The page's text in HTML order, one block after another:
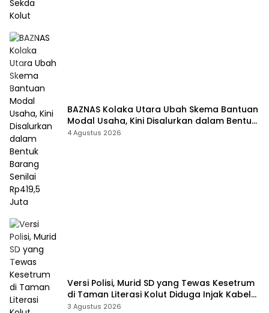
BAZNAS Kolaka Utara Ubah Skema Bantuan
Modal Usaha, Kini Disalurkan dalam Bentuk
Barang Senilai Rp419,5 Juta
4 Agustus 2026
Versi Polisi, Murid SD yang Tewas Kesetrum
di Taman Literasi Kolut Diduga Injak Kabel
Beraliran Listrik
3 Agustus 2026